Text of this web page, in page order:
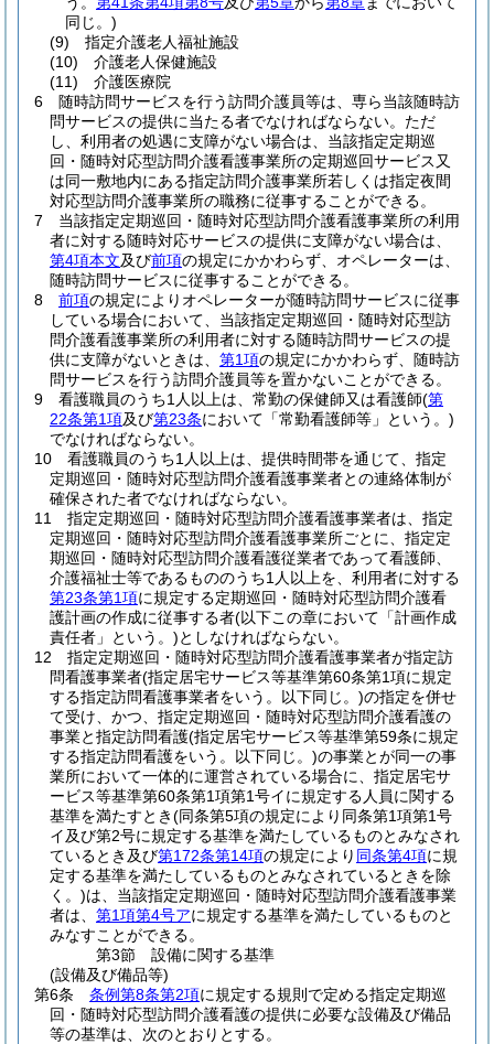
同じ。)
(9)
指定介護老人福祉施設
(10)
介護老人保健施設
(11)
介護医療院
6
随時訪問サービスを行う訪問介護員等は、専ら当該随時訪
問サービスの提供に当たる者でなければならない。 ただ
し、利用者の処遇に支障がない場合は、当該指定定期巡
回・随時対応型訪問介護看護事業所の定期巡回サービス又
は同一敷地内にある指定訪問介護事業所若しくは指定夜間
対応型訪問介護事業所の職務に従事することができる。
7
当該指定定期巡回・随時対応型訪問介護看護事業所の利用
者に対する随時対応サービスの提供に支障がない場合は、
第4項本文及び前項の規定にかかわらず、オペレーターは、
随時訪問サービスに従事することができる。
8
前項の規定によりオペレーターが随時訪問サービスに従事
している場合において、当該指定定期巡回・随時対応型訪
問介護看護事業所の利用者に対する随時訪問サービスの提
供に支障がないときは、 第1項の規定にかかわらず、随時訪
問サービスを行う訪問介護員等を置かないことができる。
9
看護職員のうち1人以上は、常勤の保健師又は看護師(第
22条第1項及び第23条において「常勤看護師等」という。)
でなければならない。
10
看護職員のうち1人以上は、提供時間帯を通じて、指定
定期巡回・随時対応型訪問介護看護事業者との連絡体制が
確保された者でなければならない。
11
指定定期巡回・随時対応型訪問介護看護事業者は、指定
定期巡回・随時対応型訪問介護看護事業所ごとに、指定定
期巡回・随時対応型訪問介護看護従業者であって看護師、
介護福祉士等であるもののうち1人以上を、利用者に対する
第23条第1項に規定する定期巡回・随時対応型訪問介護看
護計画の作成に従事する者(以下この章において「計画作成
責任者」という。)としなければならない。
12
指定定期巡回・随時対応型訪問介護看護事業者が指定訪
問看護事業者(指定居宅サービス等基準第60条第1項に規定
する指定訪問看護事業者をいう。以下同じ。)の指定を併せ
て受け、かつ、指定定期巡回・随時対応型訪問介護看護の
事業と指定訪問看護(指定居宅サービス等基準第59条に規定
する指定訪問看護をいう。以下同じ。)の事業とが同一の事
業所において一体的に運営されている場合に、指定居宅サ
ービス等基準第60条第1項第1号イに規定する人員に関する
基準を満たすとき(同条第5項の規定により同条第1項第1号
イ及び第2号に規定する基準を満たしているものとみなされ
ているとき及び第172条第14項の規定により 同条第4項に規
定する基準を満たしているものとみなされているときを除
く。)は、当該指定定期巡回・随時対応型訪問介護看護事業
者は、 第1項第4号アに規定する基準を満たしているものと
みなすことができる。
第3節
設備に関する基準
(設備及び備品等)
第6条
条例第8条第2項に規定する規則で定める指定定期巡
回・随時対応型訪問介護看護の提供に必要な設備及び備品
等の基準は、次のとおりとする。